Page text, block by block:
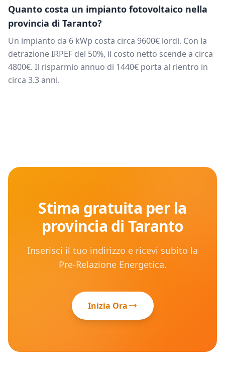
Quanto costa un impianto fotovoltaico nella
provincia di Taranto?
Un impianto da 6 kWp costa circa 9600€ lordi. Con la
detrazione IRPEF del 50%, il costo netto scende a circa
4800€. Il risparmio annuo di 1440€ porta al rientro in
circa 3.3anni.
Stima gratuita per la
provincia di Taranto
Inserisci il tuo indirizzo e ricevi subito la
Pre-Relazione Energetica.
Inizia Ora